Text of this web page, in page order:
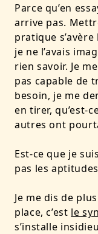
Parce qu’en
arrive pas.
pratique
je ne l’avais
rien savoir. Je
pas capable de
besoin, je me
en tirer, qu’est-
autres ont
Est-ce que je
pas les
Je me dis de
place, c’est le
s’installe